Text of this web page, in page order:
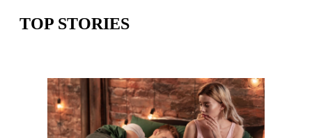
TOP STORIES